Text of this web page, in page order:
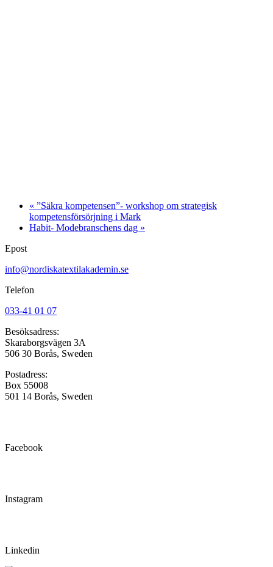
« ”Säkra kompetensen”- workshop om strategisk
kompetensförsörjning i Mark
Habit- Modebranschens dag »
Epost
info@nordiskatextilakademin.se
Telefon
033-41 01 07
Besöksadress:
Skaraborgsvägen 3A
506 30 Borås, Sweden
Postadress:
Box 55008
501 14 Borås, Sweden
Facebook
Instagram
Linkedin